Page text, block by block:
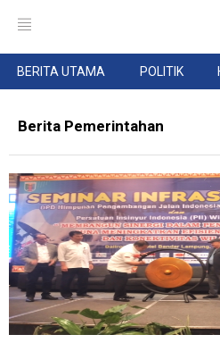
BERITA UTAMA POLITIK
Berita Pemerintahan